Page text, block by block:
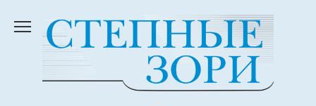
содержанию